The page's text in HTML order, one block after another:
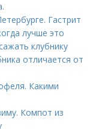
Гастрит
лучше это
клубнику
отличается от
Какими
Компот из